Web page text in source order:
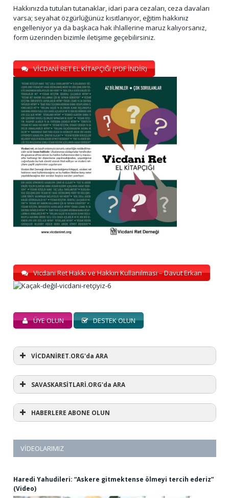
Hakkınızda tutulan tutanaklar, idari para cezaları, ceza davaları
varsa; seyahat özgürlüğünüz kısıtlanıyor, eğitim hakkınız
engelleniyor ya da başkaca hak ihlallerine maruz kalıyorsanız,
form üzerinden bizimle iletişime geçebilirsiniz.
VİCDANİ RET EL KİTAPÇIĞI (PDF İNDİR)
Vicdani Ret Hakkı ve Hakkın Kullanılması – Davut Erkan
ÜYE OLUN DESTEK OLUN
VİCDANİRET.ORG'da ARA
SAVASKARSİTLARİ.ORG'da ARA
HABERLERE ABONE OLUN
VIDEOLARIMIZ
Haredi Yahudileri: “Askere gitmektense ölmeyi tercih ederiz”
(Video)